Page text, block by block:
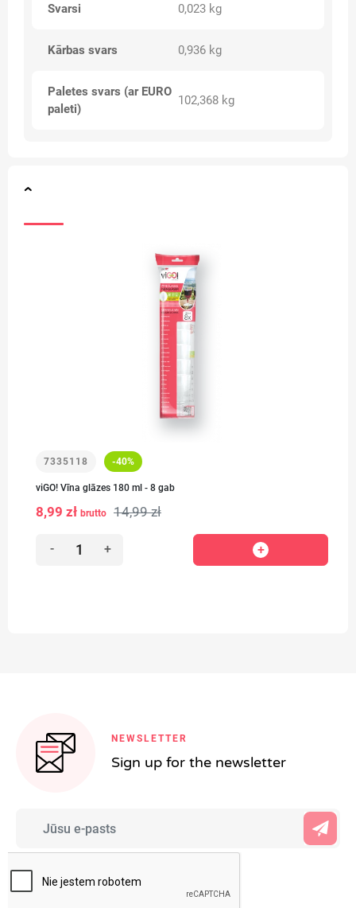
Svarsi 0,023 kg
Kārbas svars 0,936 kg
Paletes svars (ar EURO
paleti)
102,368 kg
7335118 -40%
viGO! Vīna glāzes 180 ml - 8 gab
8,99 zł brutto 14,99 zł
- +
NEWSLETTER
Sign up for the newsletter